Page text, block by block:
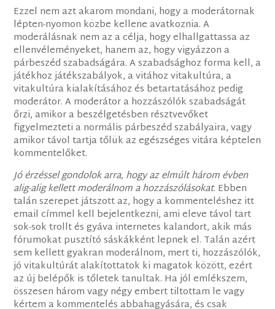
Ezzel nem azt akarom mondani, hogy a moderátornak
lépten-nyomon közbe kellene avatkoznia. A
moderálásnak nem az a célja, hogy elhallgattassa az
ellenvéleményeket, hanem az, hogy vigyázzon a
párbeszéd szabadságára. A szabadsághoz forma kell, a
játékhoz játékszabályok, a vitához vitakultúra, a
vitakultúra kialakításához és betartatásához pedig
moderátor. A moderátor a hozzászólók szabadságát
őrzi, amikor a beszélgetésben résztvevőket
figyelmezteti a normális párbeszéd szabályaira, vagy
amikor távol tartja tőlük az egészséges vitára képtelen
kommentelőket.
Jó érzéssel gondolok arra, hogy az elmúlt három évben
alig-alig kellett moderálnom a hozzászólásokat. Ebben
talán szerepet játszott az, hogy a kommenteléshez itt
email címmel kell bejelentkezni, ami eleve távol tart
sok-sok trollt és gyáva internetes kalandort, akik más
fórumokat pusztító sáskákként lepnek el. Talán azért
sem kellett gyakran moderálnom, mert ti, hozzászólók,
jó vitakultúrát alakítottatok ki magatok között, ezért
az új belépők is tőletek tanultak. Ha jól emlékszem,
összesen három vagy négy embert tiltottam le vagy
kértem a kommentelés abbahagyására, és csak